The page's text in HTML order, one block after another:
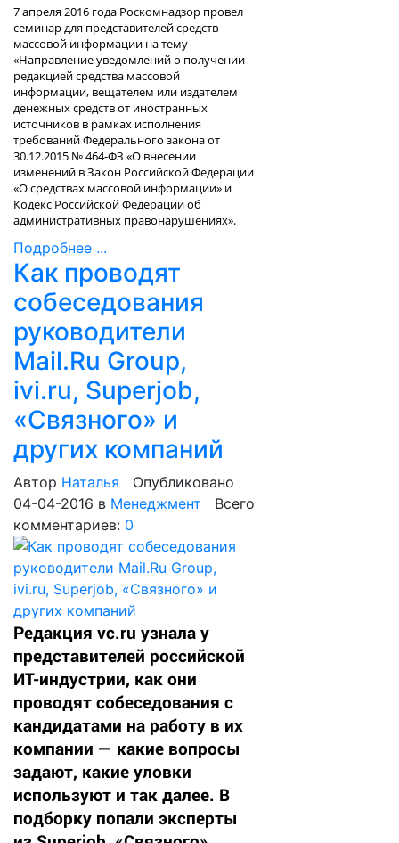
7 апреля 2016 года Роскомнадзор провел
семинар для представителей средств
массовой информации на тему
«Направление уведомлений о получении
редакцией средства массовой
информации, вещателем или издателем
денежных средств от иностранных
источников в рамках исполнения
требований Федерального закона от
30.12.2015 № 464-ФЗ «О внесении
изменений в Закон Российской Федерации
«О средствах массовой информации» и
Кодекс Российской Федерации об
административных правонарушениях».
Подробнее ...
Как проводят
собеседования
руководители
Mail.Ru Group,
ivi.ru, Superjob,
«Связного» и
других компаний
Автор Наталья
Опубликовано
04-04-2016 в Менеджмент Всего
комментариев: 0
Редакция vc.ru узнала у
представителей российской
ИТ-индустрии, как они
проводят собеседования с
кандидатами на работу в их
компании — какие вопросы
задают, какие уловки
используют и так далее. В
подборку попали эксперты